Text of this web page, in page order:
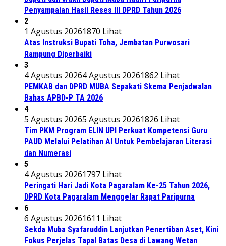
Penyampaian Hasil Reses III DPRD Tahun 2026
2
1 Agustus 20261870 Lihat
Atas Instruksi Bupati Toha, Jembatan Purwosari
Rampung Diperbaiki
3
4 Agustus 20264 Agustus 20261862 Lihat
PEMKAB dan DPRD MUBA Sepakati Skema Penjadwalan
Bahas APBD-P TA 2026
4
5 Agustus 20265 Agustus 20261826 Lihat
Tim PKM Program ELIN UPI Perkuat Kompetensi Guru
PAUD Melalui Pelatihan AI Untuk Pembelajaran Literasi
dan Numerasi
5
4 Agustus 20261797 Lihat
Peringati Hari Jadi Kota Pagaralam Ke-25 Tahun 2026,
DPRD Kota Pagaralam Menggelar Rapat Paripurna
6
6 Agustus 20261611 Lihat
Sekda Muba Syafaruddin Lanjutkan Penertiban Aset, Kini
Fokus Perjelas Tapal Batas Desa di Lawang Wetan